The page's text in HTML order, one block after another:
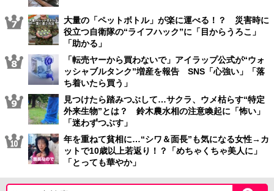
大量の「ペットボトル」が楽に運べる！？ 災害時に
役立つ自衛隊の“ライフハック”に「目からうろこ」
「助かる」
「転売ヤーから買わないで」アイラップ公式が“ウォ
ッシャブルタンク”増産を報告 SNS「心強い」「落
ち着いたら買う」
見つけたら踏みつぶして…サクラ、ウメ枯らす“特定
外来生物”とは？ 鈴木農水相の注意喚起に「怖い」
「迷わずつぶす」
年を重ねて貧相に…“シワ＆面長”も気になる女性→カ
ットで10歳以上若返り！？「めちゃくちゃ美人に」
「とっても華やか」